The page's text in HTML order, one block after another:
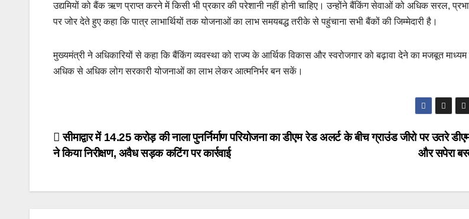
उद्यमियों को बैंक ऋण प्राप्त करने में किसी भी प्रकार की परेशानी नहीं होनी चाहिए। उन्होंने बैंकिंग सेवाओं को अधिक सरल,
पर जोर देते हुए कहा कि पात्र लाभार्थियों तक योजनाओं का लाभ समयबद्ध तरीके से पहुंचाना सभी बैंकों की जिम्मेदारी है।
मुख्यमंत्री ने अधिकारियों से कहा कि बैंकिंग व्यवस्था को राज्य के आर्थिक विकास और स्वरोजगार को बढ़ावा देने का मजबूत
अधिक से अधिक लोग सरकारी योजनाओं का लाभ लेकर आत्मनिर्भर बन सकें।
Post
navigation
रेड अलर्ट के बीच ग्राउंड जीरो पर उतरे
और सपेरा
सीमाद्वार में 14.25 करोड़ की नाला पुनर्निर्माण परियोजना का डीएम
ने किया निरीक्षण, अवैध सड़क कटिंग पर कार्रवाई